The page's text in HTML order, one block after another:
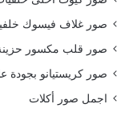
صور غلاف فيسوك
صور قلب مكسور
صور كريستيانو بجودة
اجمل صور أكلات